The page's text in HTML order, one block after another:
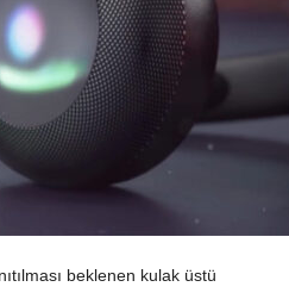
beklenen kulak üstü